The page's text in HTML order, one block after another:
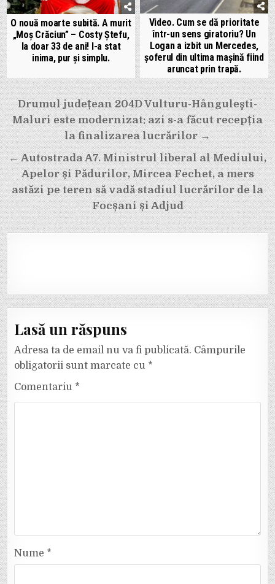
O nouă moarte subită. A murit
„Moș Crăciun” – Costy Ștefu,
la doar 33 de ani! I-a stat
inima, pur și simplu.
Video. Cum se dă prioritate
într-un sens giratoriu? Un
Logan a izbit un Mercedes,
șoferul din ultima mașină fiind
aruncat prin trapă.
Navigare
în
articole
Drumul județean 204D Vulturu-Hânguleşti-
Maluri este modernizat: azi s-a făcut recepția
la finalizarea lucrărilor →
← Autostrada A7. Ministrul liberal al Mediului,
Apelor și Pădurilor, Mircea Fechet, a mers
astăzi pe teren să vadă stadiul lucrărilor de la
Focșani și Adjud
Lasă un răspuns
Adresa ta de email nu va fi publicată. Câmpurile
obligatorii sunt marcate cu *
Comentariu *
Nume *